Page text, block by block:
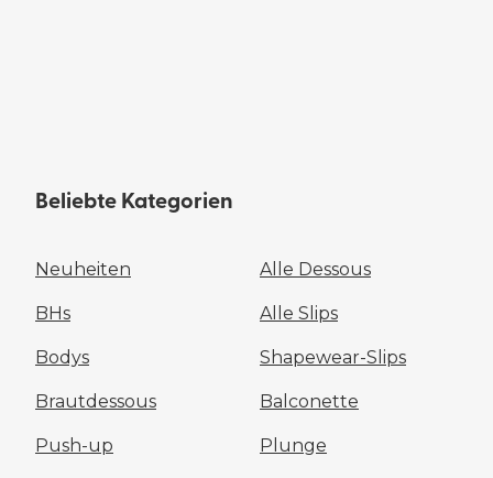
Beliebte Kategorien
Neuheiten Alle Dessous
BHs Alle Slips
Bodys Shapewear-Slips
Brautdessous Balconette
Push-up Plunge